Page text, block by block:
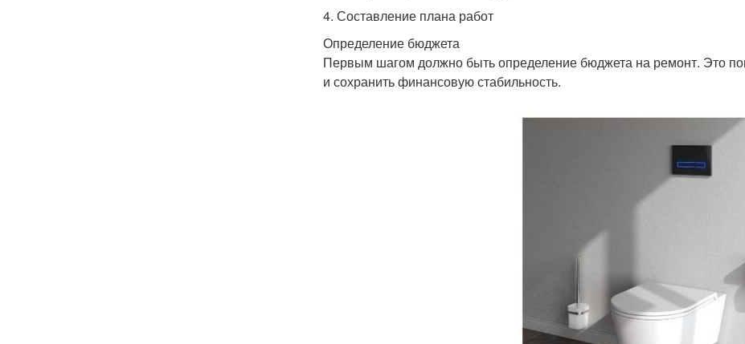
4. Составление плана работ
Определение бюджета
Первым шагом должно быть определение бюджета на ремонт. Это
и сохранить финансовую стабильность.